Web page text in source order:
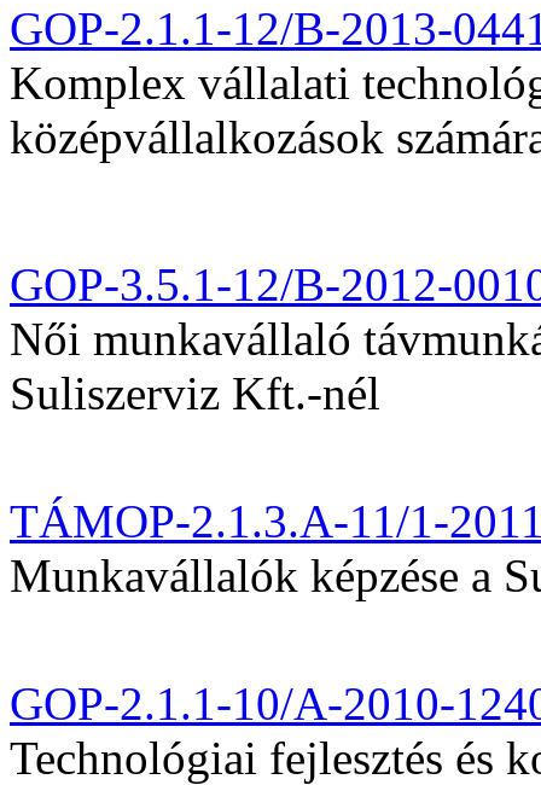
GOP-2.1.1-12/B-2013-
Komplex vállalati
középvállalkozások
GOP-3.5.1-12/B-2012-
Női munkavállaló
Suliszerviz Kft.-nél
TÁMOP-2.1.3.A-11/1-
Munkavállalók képzése a
GOP-2.1.1-10/A-2010-
Technológiai fejlesztés és